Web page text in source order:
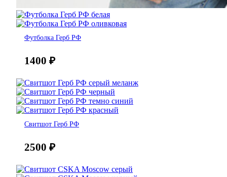
Футболка Герб РФ
1400 ₽
Свитшот Герб РФ
2500 ₽